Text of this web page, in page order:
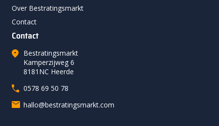
Over Bestratingsmarkt
Contact
Contact
Bestratingsmarkt
Kamperzijweg 6
8181NC Heerde
0578 69 50 78
hallo@bestratingsmarkt.com